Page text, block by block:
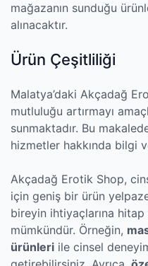
mağazanın sunduğu
alınacaktır.
Ürün Çeşitliliği
Malatya’daki Akçadağ
mutluluğu artırmayı
sunmaktadır. Bu
hizmetler hakkında bilgi
Akçadağ Erotik Shop,
için geniş bir ürün
bireyin ihtiyaçlarına
mümkündür. Örneğin,
ürünleri ile cinsel